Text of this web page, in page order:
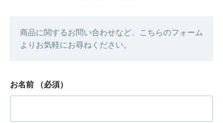
商品に関するお問い合わせなど、こちらのフォーム
よりお気軽にお尋ねください。
お名前 （必須）